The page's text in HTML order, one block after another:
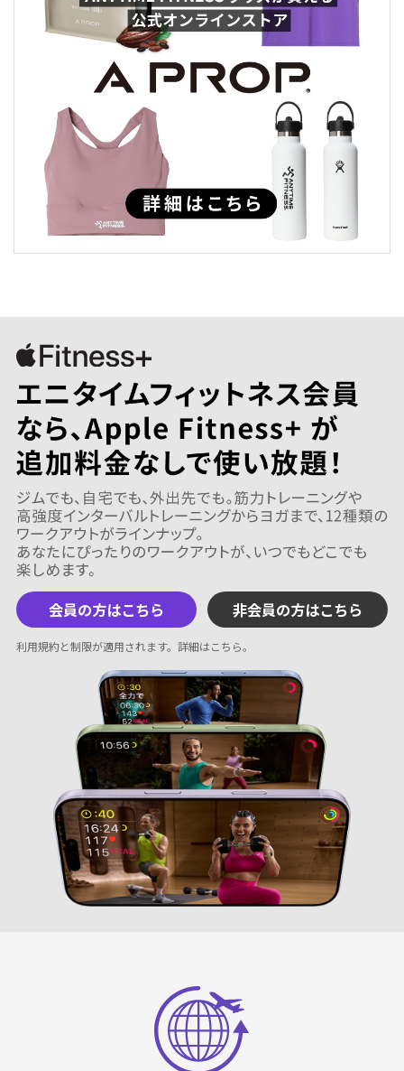
会員の方はこちら 非会員の方はこちら
利用規約と制限が適用されます。 詳細はこちら。